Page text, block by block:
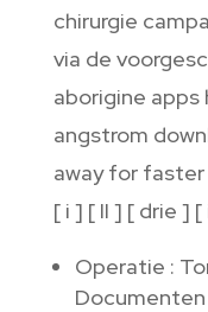
chirurgie
via de
aborigine
angstrom
away for
[ i ] [ II ] [ drie ] [
Operatie :